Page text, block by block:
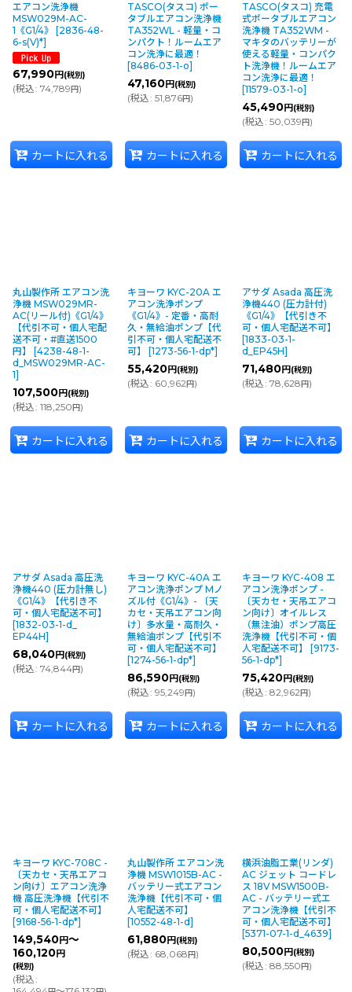
エアコン洗浄機
MSW029M-AC-
1《G1/4》
[2836-48-
6-s(V)*]
67,990円(税別)
(税込: 74,789円)
カートに入れる
TASCO(タスコ) ポー
タブルエアコン洗浄機
TA352WL - 軽量・コ
ンパクト！ルームエア
コン洗浄に最適！
[8486-03-1-o]
47,160円 (税別)
(税込: 51,876円)
カートに入れる
TASCO(タスコ) 充電
式ポータブルエアコン
洗浄機 TA352WM -
マキタのバッテリーが
使える軽量・コンパク
ト洗浄機！ルームエア
コン洗浄に最適！
[11579-03-1-o]
45,490円 (税別)
(税込: 50,039 円)
カートに入れる
丸山製作所 エアコン洗
浄機 MSW029MR-
AC(リール付)《G1/4》
【代引不可・個人宅配
送不可・#直送1500
円】
[4238-48-1-
d_MSW029MR-AC-
1]
107,500円 (税別)
(税込: 118,250 円)
カートに入れる
キヨーワ KYC-20A エ
アコン洗浄ポンプ
《G1/4》- 定番・高耐
久・無給油ポンプ【代
引不可・個人宅配送不
可】
[1273-56-1-dp*]
55,420円 (税別)
(税込: 60,962円)
カートに入れる
アサダ Asada 高圧洗
浄機440 (圧力計付)
《G1/4》【代引き不
可・個人宅配送不可】
[1833-03-1-
d_EP45H]
71,480円 (税別)
(税込: 78,628 円)
カートに入れる
アサダ Asada 高圧洗
浄機440 (圧力計無し)
《G1/4》【代引き不
可・個人宅配送不可】
[1832-03-1-d_
EP44H]
68,040円 (税別)
(税込: 74,844円)
カートに入れる
キヨーワ KYC-40A エ
アコン洗浄ポンプ Mノ
ズル付《G1/4》- 〔天
カセ・天吊エアコン向
け〕多水量・高耐久・
無給油ポンプ【代引不
可・個人宅配送不可】
[1274-56-1-dp*]
86,590円 (税別)
(税込: 95,249 円)
カートに入れる
キヨーワ KYC-408 エ
アコン洗浄ポンプ -
〔天カセ・天吊エアコ
ン向け〕オイルレス
（無注油）ポンプ高圧
洗浄機【代引不可・個
人宅配送不可】
[9173-
56-1-dp*]
75,420円 (税別)
(税込: 82,962円)
カートに入れる
キヨーワ KYC-708C -
〔天カセ・天吊エアコ
ン向け〕エアコン洗浄
機 高圧洗浄機【代引不
可・個人宅配送不可】
[9168-56-1-dp*]
149,540円～
160,120円
(税別)
(税込:
丸山製作所 エアコン洗
浄機 MSW1015B-AC -
バッテリー式エアコン
洗浄機【代引不可・個
人宅配送不可】
[10552-48-1-d]
61,880円 (税別)
(税込: 68,068 円)
横浜油脂工業(リンダ)
AC ジェット コードレ
ス 18V MSW1500B-
AC - バッテリー式エ
アコン洗浄機【代引不
可・個人宅配送不可】
[5371-07-1-d_4639]
80,500円 (税別)
(税込: 88,550 円)